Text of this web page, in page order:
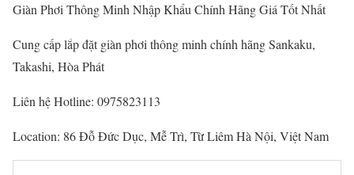
Giàn Phơi Thông Minh Nhập Khẩu Chính Hãng Giá Tốt Nhất
Cung cấp lắp đặt giàn phơi thông minh chính hãng Sankaku,
Takashi, Hòa Phát
Liên hệ Hotline: 0975823113
Location: 86 Đỗ Đức Dục, Mễ Trì, Từ Liêm Hà Nội, Việt Nam